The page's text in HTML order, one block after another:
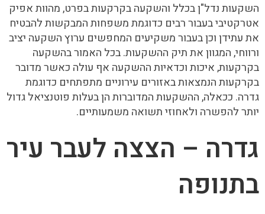
השקעות נדל"ן בכלל והשקעה בקרקעות בפרט, מהוות אפיק
אטרקטיבי בעבור רבים כדוגמת משפחות המבקשות להבטיח
את עתידן וכן בעבור משקיעים המחפשים ערוץ השקעה יציב
ורווחי, המגוון את תיק ההשקעות. בכל האמור בהשקעה
בקרקעות, איכות וכדאיות ההשקעה אף עולה כאשר מדובר
בקרקעות הנמצאות באזורים עירוניים מתפתחים כדוגמת
גדרה. ככאלה, ההשקעות המדוברות הן בעלות פוטנציאל גדול
יותר להפשרה ולאחוזי תשואה משמעותיים.
גדרה – הצצה לעבר עיר
בתנופה